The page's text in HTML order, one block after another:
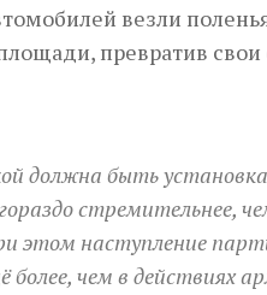
везли
превратив
должна быть
стремительнее,
этом наступление
более, чем в действиях